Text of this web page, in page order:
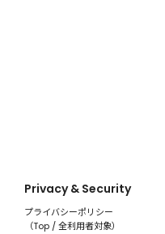
Privacy & Security
プライバシーポリシー
（Top /全利用者対象）